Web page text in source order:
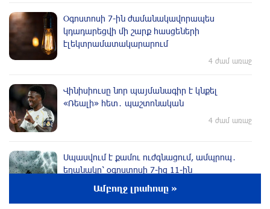
Օգոստոսի 7-ին ժամանակավորապես
կդադարեցվի մի շարք հասցեների
էլեկտրամատակարարում
4 ժամ առաջ
Վինիսիուսը նոր պայմանագիր է կնքել
«Ռեալի» հետ․ պաշտոնական
4 ժամ առաջ
Սպասվում է քամու ուժգնացում, ամպրոպ․
եղանակը՝ օգոստոսի 7-ից 11-ին
Ամբողջ լրահոսը »